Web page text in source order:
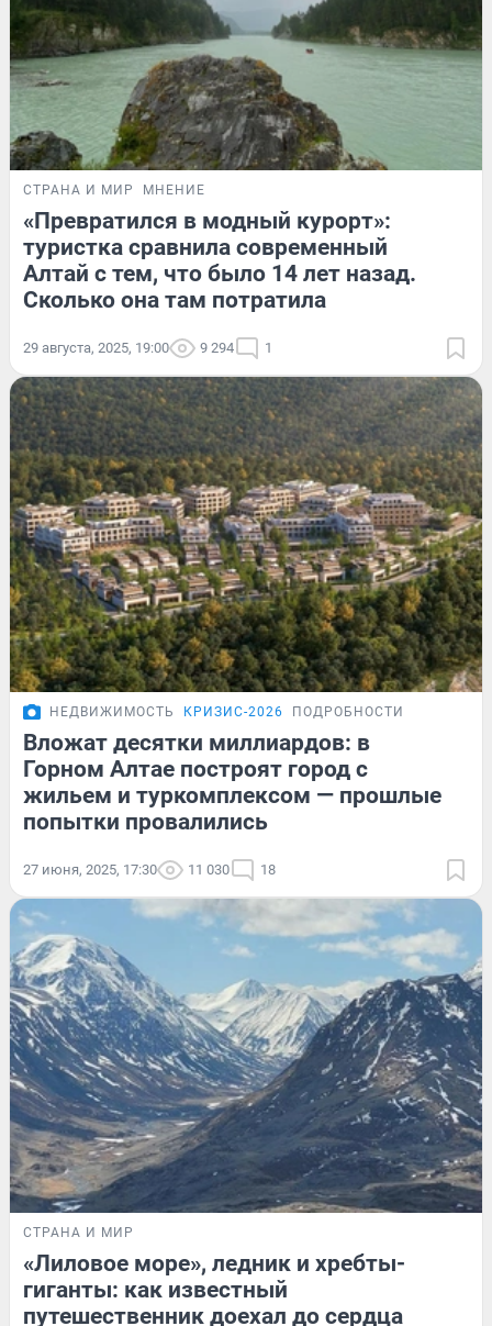
СТРАНА И МИР МНЕНИЕ
«Превратился в модный курорт»:
туристка сравнила современный
Алтай с тем, что было 14 лет назад.
Сколько она там потратила
29 августа, 2025, 19:00 9 294 1
НЕДВИЖИМОСТЬ КРИЗИС-2026 ПОДРОБНОСТИ
Вложат десятки миллиардов: в
Горном Алтае построят город с
жильем и туркомплексом — прошлые
попытки провалились
27 июня, 2025, 17:30 11 030 18
СТРАНА И МИР
«Лиловое море», ледник и хребты-
гиганты: как известный
путешественник доехал до сердца